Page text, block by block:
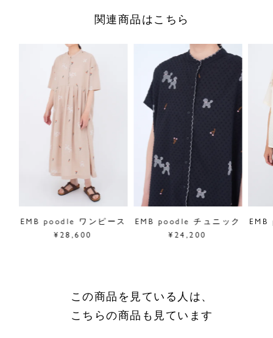
落ちる美しいワイドシルエットが魅力。
をインしてもすっきりとしたバランスに仕上がります。
ウエストは一周ゴム仕様で紐によるサイズ調整も可能。
リラックス感のある快適な穿き心地です。
さりげない凹凸のあるコットンドビー素材は肌離れがよく、
軽やかで快適な着心地です。
サイズ／FREE
着丈98cm、股上39cm、股下63cm、 ウエスト68cm~最大
約106cm(ゴム仕様)、裾幅29cm
素材／綿100％、（裏地）綿100％
原産国／中国製
07GM083032
商品についてのお問い合わせ
ショッピングガイドはこちら
関連商品はこちら
EMB poodle ワンピース
¥28,600
EMB poodle チュニック
¥24,200
この商品を見ている人は、
こちらの商品も見ています